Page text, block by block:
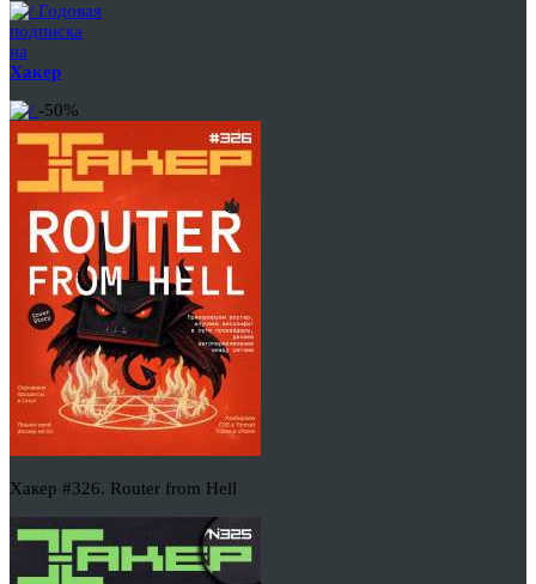
Годовая
подписка
на
Хакер
-50%
Хакер #326. Router from Hell